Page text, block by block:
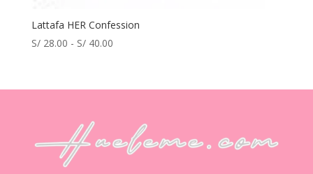
Lattafa HER Confession
S/28.00 - S/40.00Rango
desde
S/ 40.00